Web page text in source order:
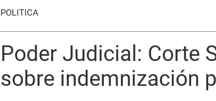
POLÍTICA
Poder Judicial: Corte
sobre indemnización